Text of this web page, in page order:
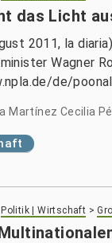
das Licht
2011, la
Wagner
de/
Martínez Cecilia
Politik | Wirtschaft >